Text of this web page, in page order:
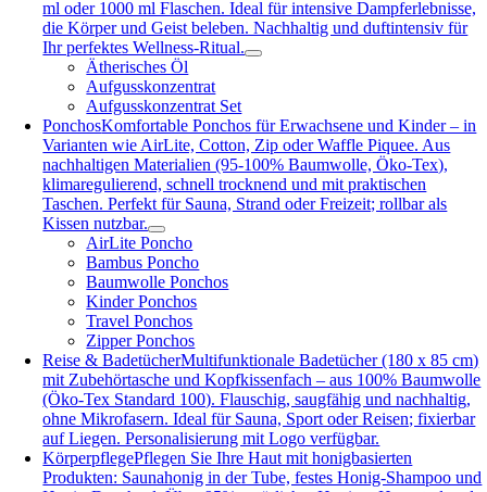
ml oder 1000 ml Flaschen. Ideal für intensive Dampferlebnisse,
die Körper und Geist beleben. Nachhaltig und duftintensiv für
Ihr perfektes Wellness-Ritual.
Ätherisches Öl
Aufgusskonzentrat
Aufgusskonzentrat Set
PonchosKomfortable Ponchos für Erwachsene und Kinder – in
Varianten wie AirLite, Cotton, Zip oder Waffle Piquee. Aus
nachhaltigen Materialien (95-100% Baumwolle, Öko-Tex),
klimaregulierend, schnell trocknend und mit praktischen
Taschen. Perfekt für Sauna, Strand oder Freizeit; rollbar als
Kissen nutzbar.
AirLite Poncho
Bambus Poncho
Baumwolle Ponchos
Kinder Ponchos
Travel Ponchos
Zipper Ponchos
Reise & BadetücherMultifunktionale Badetücher (180 x 85 cm)
mit Zubehörtasche und Kopfkissenfach – aus 100% Baumwolle
(Öko-Tex Standard 100). Flauschig, saugfähig und nachhaltig,
ohne Mikrofasern. Ideal für Sauna, Sport oder Reisen; fixierbar
auf Liegen. Personalisierung mit Logo verfügbar.
KörperpflegePflegen Sie Ihre Haut mit honigbasierten
Produkten: Saunahonig in der Tube, festes Honig-Shampoo und